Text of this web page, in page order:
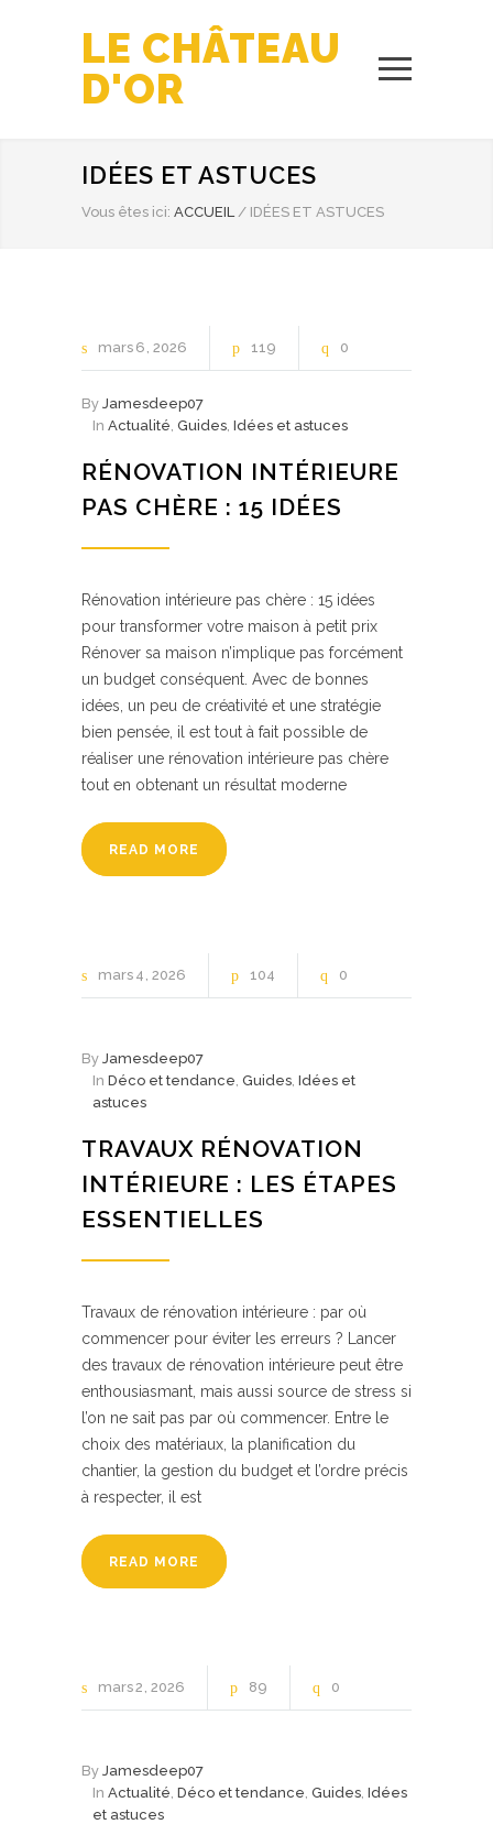
LE CHÂTEAU
D'OR
IDÉES ET ASTUCES
Vous êtes ici: ACCUEIL / IDÉES ET ASTUCES
mars 6 2026 119 0
By Jamesdeep07
In Actualité, Guides, Idées et astuces
RÉNOVATION INTÉRIEURE
PAS CHÈRE : 15 IDÉES
Rénovation intérieure pas chère : 15 idées
pour transformer votre maison à petit prix
Rénover sa maison n’implique pas forcément
un budget conséquent. Avec de bonnes
idées, un peu de créativité et une stratégie
bien pensée, il est tout à fait possible de
réaliser une rénovation intérieure pas chère
tout en obtenant un résultat moderne
READ MORE
mars 4 2026 104 0
By Jamesdeep07
In Déco et tendance, Guides, Idées et
astuces
TRAVAUX RÉNOVATION
INTÉRIEURE : LES ÉTAPES
ESSENTIELLES
Travaux de rénovation intérieure : par où
commencer pour éviter les erreurs ? Lancer
des travaux de rénovation intérieure peut être
enthousiasmant, mais aussi source de stress si
l’on ne sait pas par où commencer. Entre le
choix des matériaux, la planification du
chantier, la gestion du budget et l’ordre précis
à respecter, il est
READ MORE
mars2 2026 89 0
By Jamesdeep07
In Actualité, Déco et tendance, Guides, Idées
et astuces